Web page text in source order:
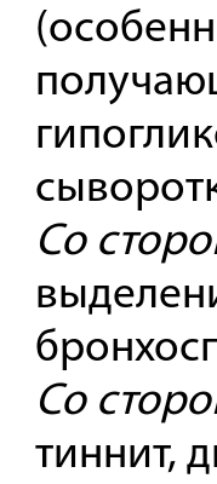
Со
Со
тиннит,